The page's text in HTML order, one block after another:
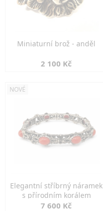
Miniaturní brož - anděl
2 100 Kč
NOVÉ
Elegantní stříbrný náramek
s přírodním korálem
7 600 Kč